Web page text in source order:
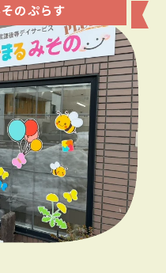
のぷらす